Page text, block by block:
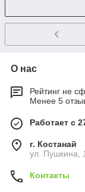
О нас
Рейтинг не
Менее 5
Работает с
г. Костанай
ул. Пушкина,
Контакты